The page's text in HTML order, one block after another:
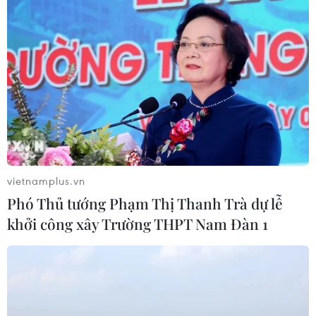
Hướng tới mục tiêu quy mô dự trữ
đạt 1% GDP vào năm 2030
06/08/2026 10:23
NAPAS, BIDV và Weixin Pay mở rộng
thanh toán QR Việt Nam-Trung
Quốc
06/08/2026 07:34
vietnamplus.vn
Phó Thủ tướng Phạm Thị Thanh Trà dự lễ
khởi công xây Trường THPT Nam Đàn 1